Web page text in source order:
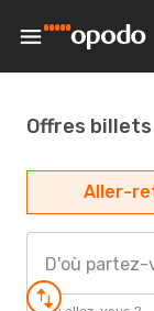
Offres
Aller-
D'où partez-